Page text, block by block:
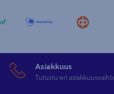
Asiakkuus
Tutustu eri